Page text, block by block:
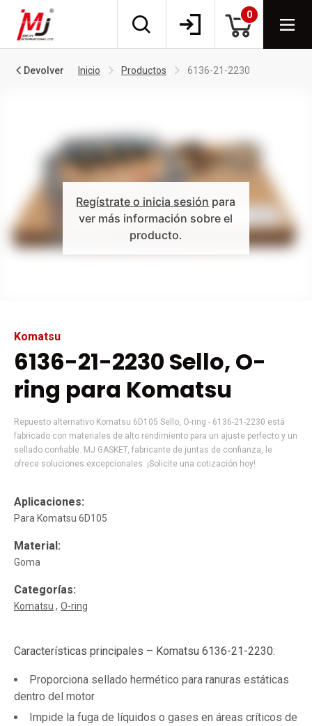
0
Devolver Inicio Productos 6136-21-2230
Regístrate o inicia sesión para
ver más información sobre el
producto.
Komatsu
6136-21-2230 Sello, O-
ring para Komatsu
Repuesto alternativo Komatsu 6D105 Sello, O-ring - 6136-21-2230 está
fabricado con materiales de alto rendimiento para un ajuste perfecto y un
sellado confiable. MJ GASKET, fabricante de juntas de confianza, le
ofrece soluciones excepcionales. ¡Solicite una cotización hoy!
Aplicaciones:
Para Komatsu 6D105
Material:
Goma
Categorías:
Komatsu O-ring
Características principales – Komatsu 6136-21-2230:
Proporciona sellado hermético para ranuras estáticas
dentro del motor
Impide la fuga de líquidos o gases en áreas críticos de